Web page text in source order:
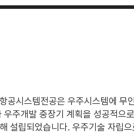
공시스템전공은 우주시스템에 무
우주개발 중장기 계획을 성공적으
설립되었습니다. 우주기술 자립